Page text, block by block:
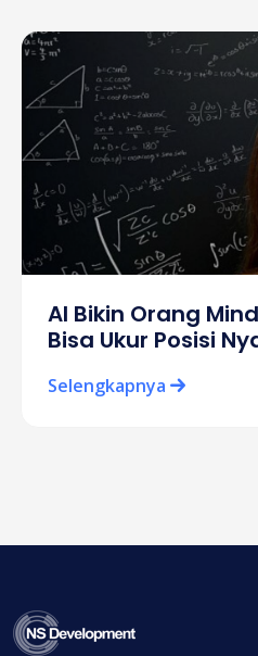
AI Bikin Orang
Bisa Ukur Posisi
Selengkapnya